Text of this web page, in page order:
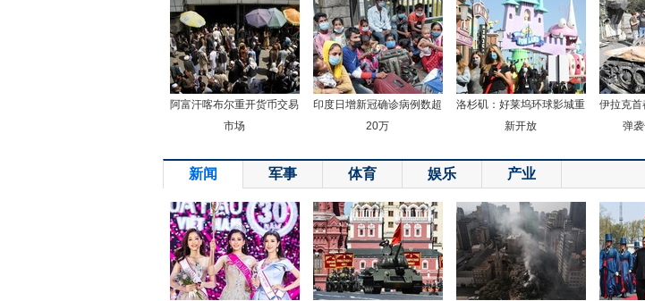
阿富汗喀布尔重开货币交易
市场
印度日增新冠确诊病例数超
20万
洛杉矶：好莱坞环球影城重
新开放
伊拉克首
弹
新闻 军事 体育 娱乐 产业